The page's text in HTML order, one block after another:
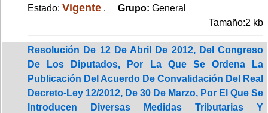
Estado: Vigente . Grupo: General
Tamaño:2 kb
Resolución De 12 De Abril De 2012, Del Congreso
De Los Diputados, Por La Que Se Ordena La
Publicación Del Acuerdo De Convalidación Del Real
Decreto-Ley 12/2012, De 30 De Marzo, Por El Que Se
Introducen Diversas Medidas Tributarias Y